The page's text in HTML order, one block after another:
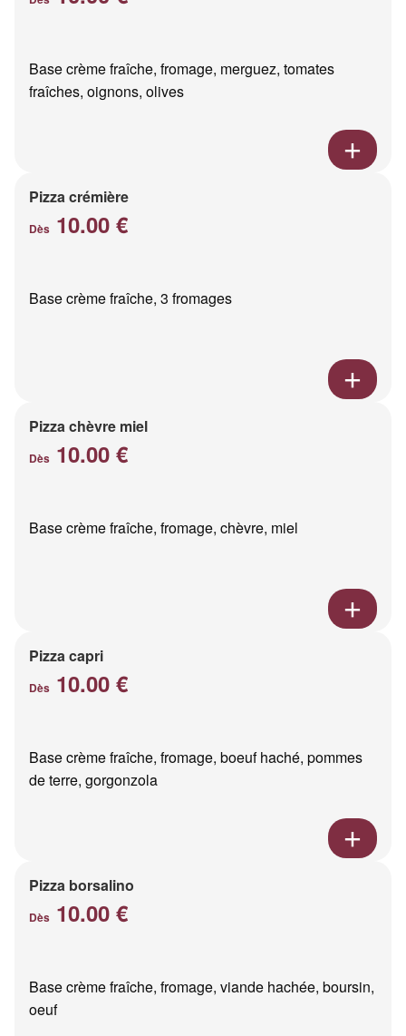
Base crème fraîche, fromage, merguez, tomates
fraîches, oignons, olives
Pizza crémière
Dès 10.00 €
Base crème fraîche, 3 fromages
Pizza chèvre miel
Dès 10.00 €
Base crème fraîche, fromage, chèvre, miel
Pizza capri
Dès 10.00 €
Base crème fraîche, fromage, boeuf haché, pommes
de terre, gorgonzola
Pizza borsalino
Dès 10.00 €
Base crème fraîche, fromage, viande hachée, boursin,
oeuf